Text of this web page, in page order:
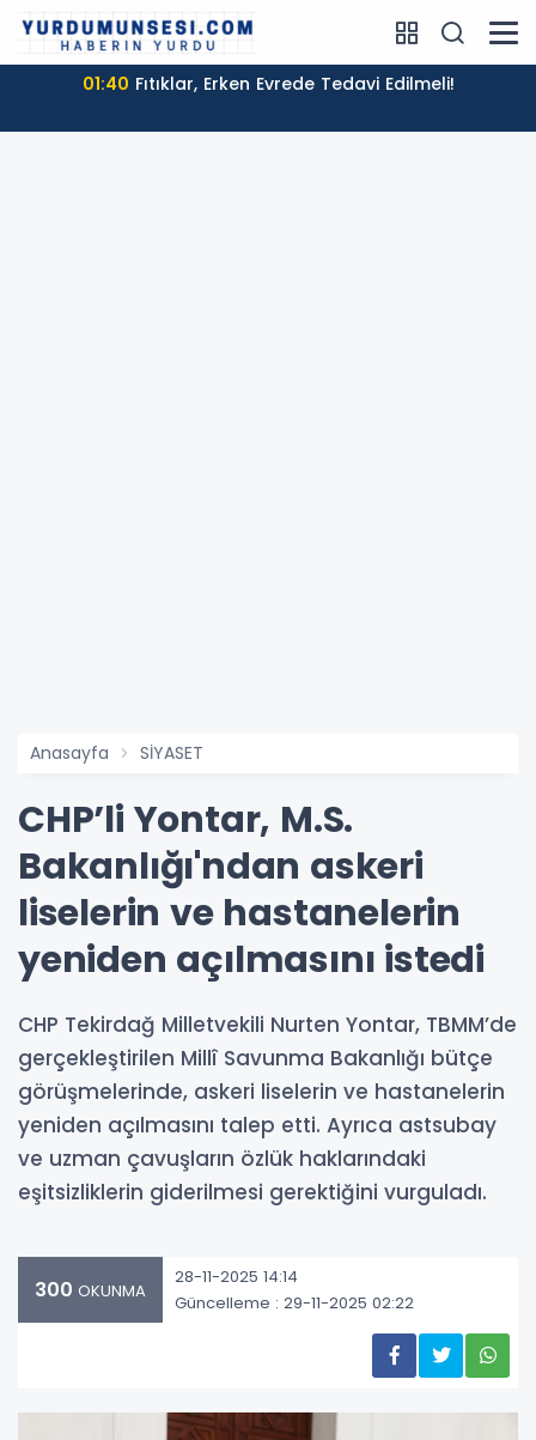
22:45Deplasmanda 10 kişi kaldığı maçta Beşiktaş,
Anasayfa SİYASET
CHP’li Yontar, M.S.
Bakanlığı'ndan askeri
liselerin ve hastanelerin
yeniden açılmasını istedi
CHP Tekirdağ Milletvekili Nurten Yontar, TBMM’de
gerçekleştirilen Millî Savunma Bakanlığı bütçe
görüşmelerinde, askeri liselerin ve hastanelerin
yeniden açılmasını talep etti. Ayrıca astsubay
ve uzman çavuşların özlük haklarındaki
eşitsizliklerin giderilmesi gerektiğini vurguladı.
300 OKUNMA
28-11-2025 14:14
Güncelleme : 29-11-2025 02:22